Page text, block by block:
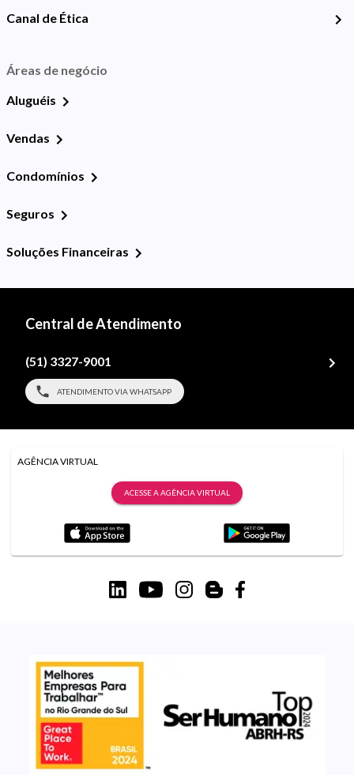
Canal de Ética
Áreas de negócio
Aluguéis
Vendas
Condomínios
Seguros
Soluções Financeiras
Central de Atendimento
(51) 3327-9001
ATENDIMENTO VIA WHATSAPP
AGÊNCIA VIRTUAL
ACESSE A AGÊNCIA VIRTUAL